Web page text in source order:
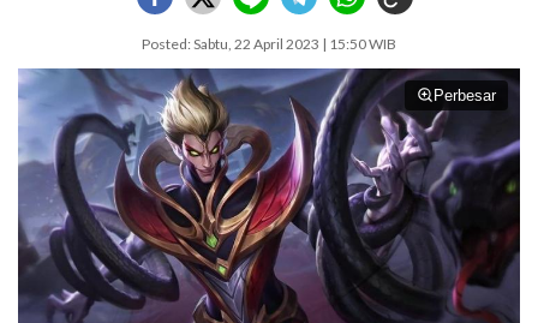
Posted: Sabtu, 22 April 2023 | 15:50 WIB
Perbesar